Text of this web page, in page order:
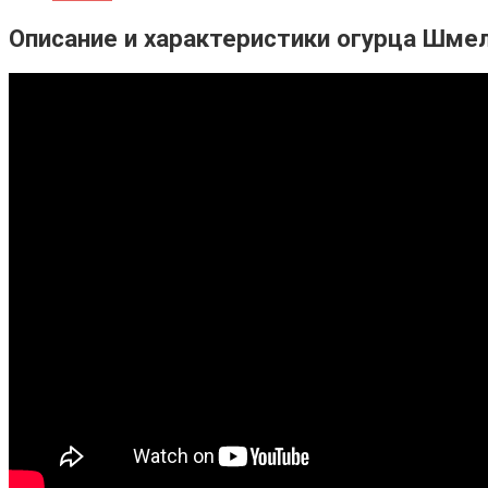
Описание и характеристики огурца